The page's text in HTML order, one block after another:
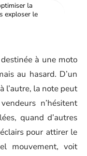
la
exploser le
à une moto
au hasard. D’un
l’autre, la note peut
n’hésitent
quand d’autres
pour attirer le
mouvement, voit